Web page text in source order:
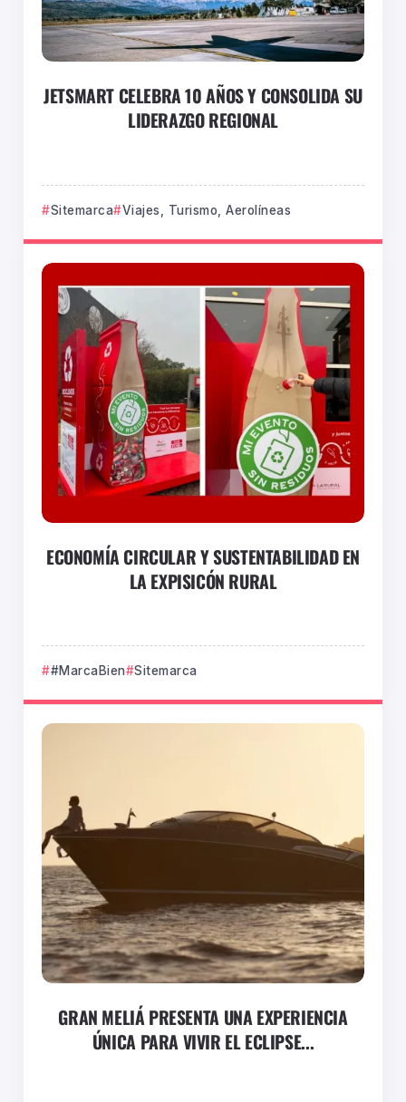
JETSMART CELEBRA 10 AÑOS Y CONSOLIDA SU
LIDERAZGO REGIONAL
Sitemarca Viajes, Turismo, Aerolíneas
ECONOMÍA CIRCULAR Y SUSTENTABILIDAD EN
LA EXPISICÓN RURAL
#MarcaBien Sitemarca
GRAN MELIÁ PRESENTA UNA EXPERIENCIA
ÚNICA PARA VIVIR EL ECLIPSE...